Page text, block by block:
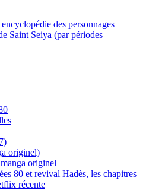
des personnages
Saint Seiya (par périodes
originel)
originel
80 et revival Hadès, les chapitres
récente